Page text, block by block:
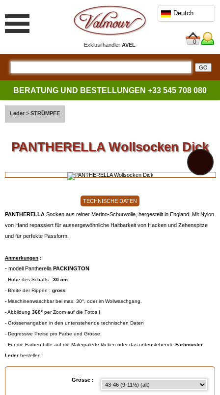
ExklusifhändlerAVEL
Deutch
0
BERATUNG UND BESTELLUNGEN +33 545 708 080
Leder > STRÜMPFE
PANTHERELLA Wollsocken Dick
TECHNISCHE DATEN
PANTHERELLA Socken aus reiner Merino-Schurwolle, hergestellt in England. Mit Nylon
von Hand repassiert für aussergewöhnliche Haltbarkeit von Hacken und Zehenspitze
und für perfekte Passform.
Anmerkungen :
- modell Pantherella PACKINGTON
- Höhe des Schafts : 30 cm
- Breite der Rippen : gross
- Maschinenwaschbar bei max. 30°, oder im Wollwaschgang.
- Abbildung 360° per Zoom auf die Fotos !
- Grössenangaben in den untenstehende technischen Daten
- Degressive Preise pro Farbe und Grösse,
- Für die Farben bitte auf die Malerpalette klicken oder das untenstehende Farbmuster
Leder bestellen !
Gröβentabelle:
- Small = 39/40 (Eur) - 6/7 (UK) - 7/8 (USA)
- Medium = 41/44 (Eur) - 7½/9½ (UK) - 8½/11 (USA)
Grösse :